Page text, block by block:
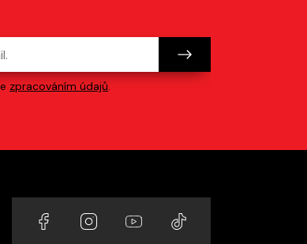
zpracováním údajů.
Odkazy na sociální sítě